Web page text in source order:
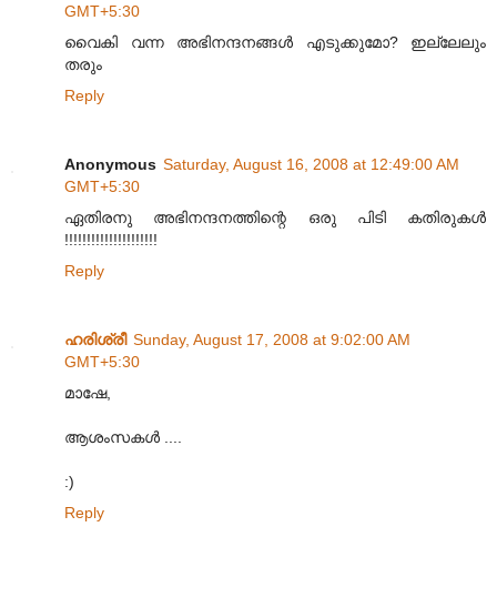
GMT+5:30
വൈകി വന്ന അഭിനന്ദനങ്ങള്‍ എടുക്കുമോ? ഇല്ലേലും
തരും
Reply
Anonymous Saturday, August 16, 2008 at 12:49:00 AM
GMT+5:30
ഏതിരനു അഭിനന്ദനത്തിന്റെ ഒരു പിടി കതിരുകള്‍
!!!!!!!!!!!!!!!!!!!!!
Reply
ഹരിശ്രീ Sunday, August 17, 2008 at 9:02:00 AM
GMT+5:30
മാഷേ,
ആശംസകള്‍ ....
:)
Reply